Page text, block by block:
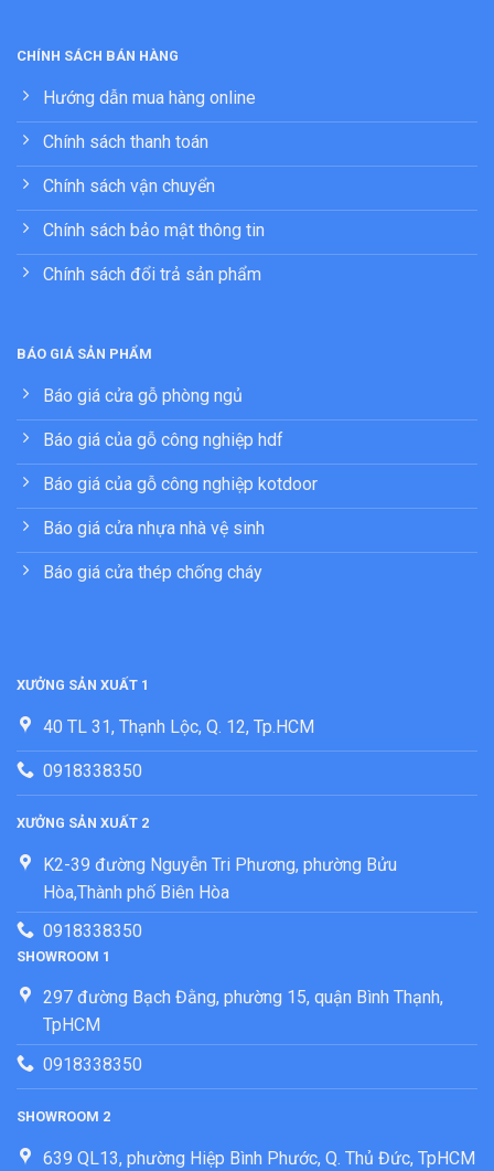
CHÍNH SÁCH BÁN HÀNG
Hướng dẫn mua hàng online
Chính sách thanh toán
Chính sách vận chuyển
Chính sách bảo mật thông tin
Chính sách đổi trả sản phẩm
BÁO GIÁ SẢN PHẨM
Báo giá cửa gỗ phòng ngủ
Báo giá của gỗ công nghiệp hdf
Báo giá của gỗ công nghiệp kotdoor
Báo giá cửa nhựa nhà vệ sinh
Báo giá cửa thép chống cháy
XƯỞNG SẢN XUẤT 1
40 TL 31, Thạnh Lộc, Q. 12, Tp.HCM
0918338350
XƯỞNG SẢN XUẤT 2
K2-39 đường Nguyễn Tri Phương, phường Bửu
Hòa,Thành phố Biên Hòa
0918338350
SHOWROOM 1
297 đường Bạch Đằng, phường 15, quận Bình Thạnh,
TpHCM
0918338350
SHOWROOM 2
639 QL13, phường Hiệp Bình Phước, Q. Thủ Đức, TpHCM